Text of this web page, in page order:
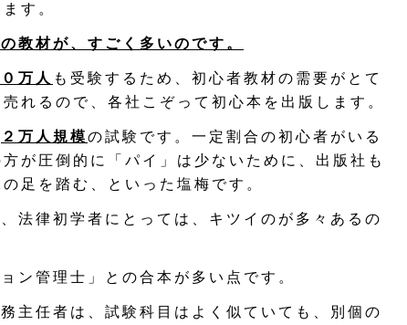
す。
教材が、すごく多いのです。
万人 も受験するため、初心者教材の需要がとて
れるので、各社こぞって初心本を出版します。
２万人規模の試験です。一定割合の初心者がいる
が圧倒的に「パイ」は少ないために、出版社も
足を踏む、といった塩梅です。
法律初学者にとっては、キツイのが多々あるの
ン管理士」との合本が多い点です。
主任者は、試験科目はよく似ていても、別個の